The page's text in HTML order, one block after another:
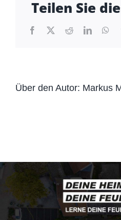
werden?
Teilen Sie
Facebook
X RedditLinkedIn
Über den Autor: Markus